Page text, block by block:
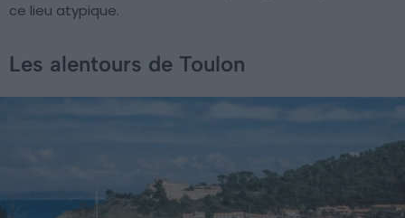
ce lieu atypique.
Les alentours de Toulon